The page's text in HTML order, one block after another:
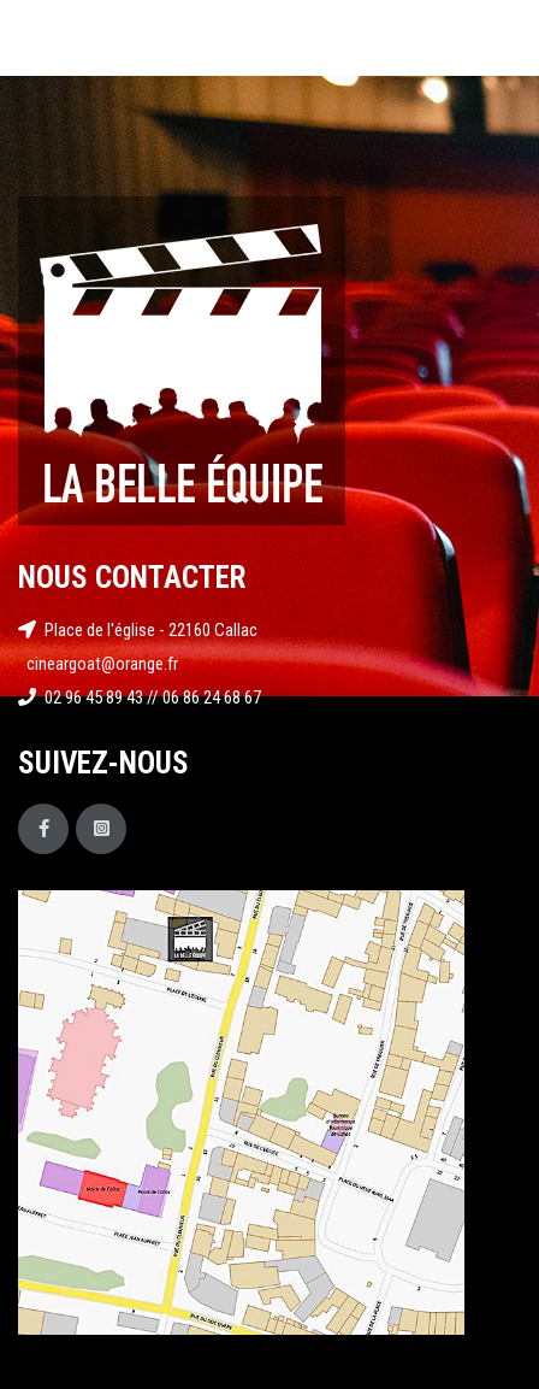
NOUS CONTACTER
Place de l'église - 22160 Callac
cineargoat@orange.fr
02 96 45 89 43 // 06 86 24 68 67
SUIVEZ-NOUS